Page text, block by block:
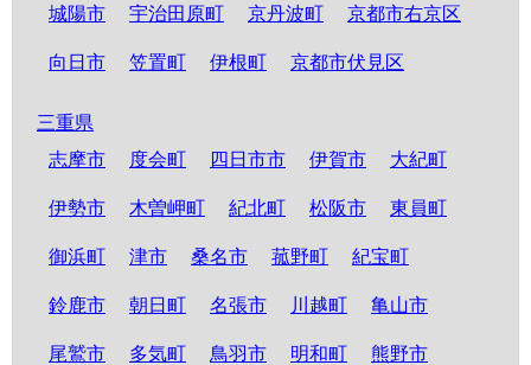
城陽市 宇治田原町 京丹波町 京都市右京区
向日市 笠置町 伊根町 京都市伏見区
三重県
志摩市
度会町 四日市市 伊賀市 大紀町
伊勢市 木曽岬町 紀北町 松阪市 東員町
御浜町 津市 桑名市 菰野町 紀宝町
鈴鹿市 朝日町 名張市 川越町 亀山市
尾鷲市 多気町 鳥羽市 明和町 熊野市